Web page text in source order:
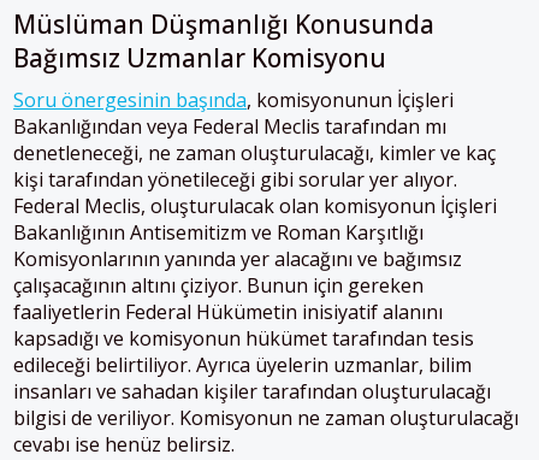
Müslüman Düşmanlığı Konusunda
Bağımsız Uzmanlar Komisyonu
Soru önergesinin başında, komisyonunun İçişleri
Bakanlığından veya Federal Meclis tarafından mı
denetleneceği, ne zaman oluşturulacağı, kimler ve kaç
kişi tarafından yönetileceği gibi sorular yer alıyor.
Federal Meclis, oluşturulacak olan komisyonun İçişleri
Bakanlığının Antisemitizm ve Roman Karşıtlığı
Komisyonlarının yanında yer alacağını ve bağımsız
çalışacağının altını çiziyor. Bunun için gereken
faaliyetlerin Federal Hükümetin inisiyatif alanını
kapsadığı ve komisyonun hükümet tarafından tesis
edileceği belirtiliyor. Ayrıca üyelerin uzmanlar, bilim
insanları ve sahadan kişiler tarafından oluşturulacağı
bilgisi de veriliyor. Komisyonun ne zaman oluşturulacağı
cevabı ise henüz belirsiz.